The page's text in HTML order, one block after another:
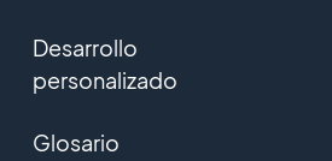
Desarrollo
personalizado
Glosario